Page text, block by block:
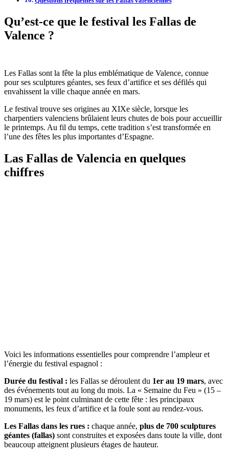
Qu’est-ce que le festival les Fallas de
Valence ?
Les Fallas sont la fête la plus emblématique de Valence, connue
pour ses sculptures géantes, ses feux d’artifice et ses défilés qui
envahissent la ville chaque année en mars.
Le festival trouve ses origines au XIXe siècle, lorsque les
charpentiers valenciens brûlaient leurs chutes de bois pour accueillir
le printemps. Au fil du temps, cette tradition s’est transformée en
l’une des fêtes les plus importantes d’Espagne.
Las Fallas de Valencia en quelques
chiffres
Voici les informations essentielles pour comprendre l’ampleur et
l’énergie du festival espagnol :
Durée du festival : les Fallas se déroulent du 1er au 19 mars, avec
des événements tout au long du mois. La « Semaine du Feu » (15 –
19 mars) est le point culminant de cette fête : les principaux
monuments, les feux d’artifice et la foule sont au rendez-vous.
Les Fallas dans les rues : chaque année, plus de 700 sculptures
géantes (fallas) sont construites et exposées dans toute la ville, dont
beaucoup atteignent plusieurs étages de hauteur.